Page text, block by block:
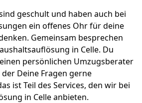
geschult und haben auch bei
ein offenes Ohr für deine
Gemeinsam besprechen
in Celle. Du
persönlichen Umzugsberater
Deine Fragen gerne
ist Teil des Services, den wir bei
in Celle anbieten.